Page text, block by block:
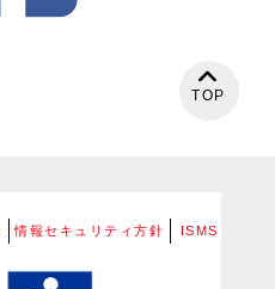
TOP
情報セキュリティ方針 ISMS